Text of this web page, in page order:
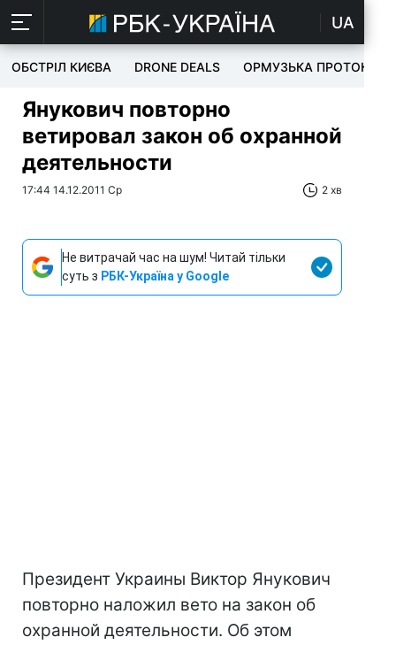
UA
ОБСТРІЛ КИЄВА DRONE DEALS ОРМУЗЬКА ПРОТОКА
Янукович повторно
ветировал закон об охранной
деятельности
17:44 14.12.2011 Ср 2 хв
Не витрачай час на шум! Читай тільки
суть з РБК-Україна у Google
Президент Украины Виктор Янукович
повторно наложил вето на закон об
охранной деятельности. Об этом